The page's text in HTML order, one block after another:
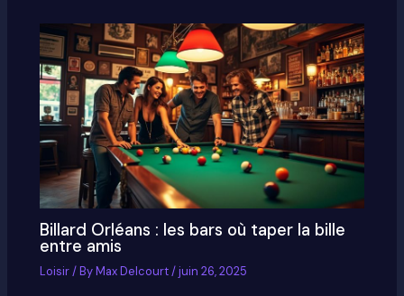
Billard Orléans : les bars où taper la bille
entre amis
Loisir/ ByMax Delcourt/juin 26, 2025